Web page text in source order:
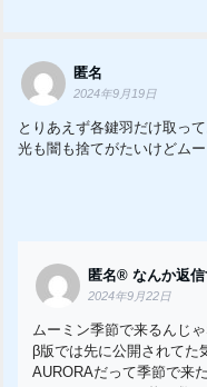
匿名
2024年9月19日
とりあえず各鍵羽だけ取っ
光も闇も捨てがたいけどム
匿名®️ なんか返
2024年9月22日
ムーミン季節で来るんじ
β版では先に公開されてた
AURORAだって季節で来